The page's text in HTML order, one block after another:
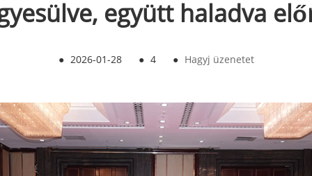
együtt haladva
● 2026-01-28 ● 4 ● Hagyj üzenetet